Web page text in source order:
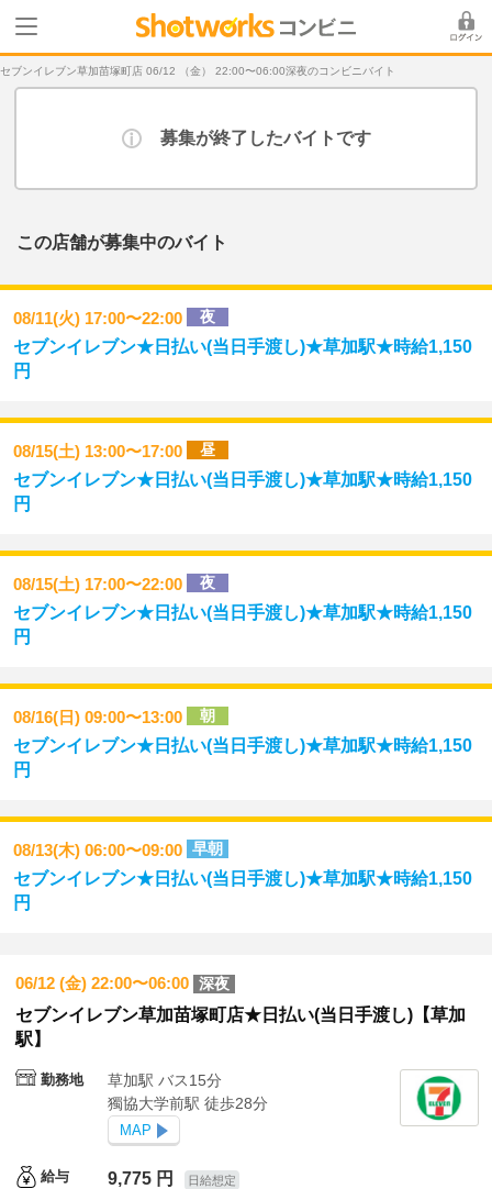
セブンイレブン草加苗塚町店 06/12 （金） 22:00〜06:00深夜のコンビニバイト
募集が終了したバイトです
この店舗が募集中のバイト
08/11(火) 17:00〜22:00 夜
セブンイレブン★日払い(当日手渡し)★草加駅★時給1,150
円
08/15(土) 13:00〜17:00 昼
セブンイレブン★日払い(当日手渡し)★草加駅★時給1,150
円
08/15(土) 17:00〜22:00 夜
セブンイレブン★日払い(当日手渡し)★草加駅★時給1,150
円
08/16(日) 09:00〜13:00 朝
セブンイレブン★日払い(当日手渡し)★草加駅★時給1,150
円
08/13(木) 06:00〜09:00 早朝
セブンイレブン★日払い(当日手渡し)★草加駅★時給1,150
円
06/12 (金) 22:00〜06:00 深夜
セブンイレブン草加苗塚町店★日払い(当日手渡し)【草加
駅】
勤務地
草加駅 バス15分
獨協大学前駅 徒歩28分
MAP
給与 9,775 円 日給想定